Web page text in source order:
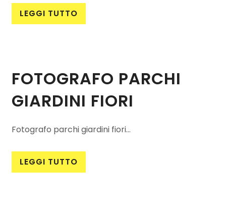
LEGGI TUTTO
FOTOGRAFO PARCHI
GIARDINI FIORI
Fotografo parchi giardini fiori...
LEGGI TUTTO